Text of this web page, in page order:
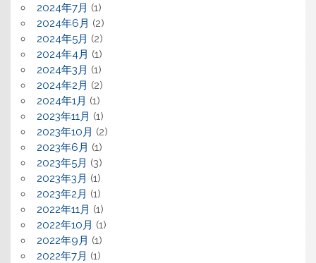
2024年7月 (1)
2024年6月 (2)
2024年5月 (2)
2024年4月 (1)
2024年3月 (1)
2024年2月 (2)
2024年1月 (1)
2023年11月 (1)
2023年10月 (2)
2023年6月 (1)
2023年5月 (3)
2023年3月 (1)
2023年2月 (1)
2022年11月 (1)
2022年10月 (1)
2022年9月 (1)
2022年7月 (1)